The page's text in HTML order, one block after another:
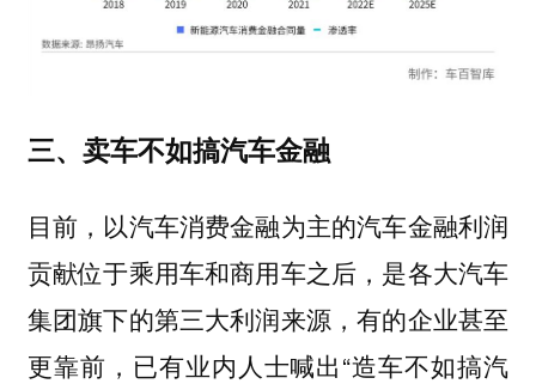
三、卖车不如搞汽车金融
目前，以汽车消费金融为主的汽车金融利润
贡献位于乘用车和商用车之后，是各大汽车
集团旗下的第三大利润来源，有的企业甚至
更靠前，已有业内人士喊出“造车不如搞汽